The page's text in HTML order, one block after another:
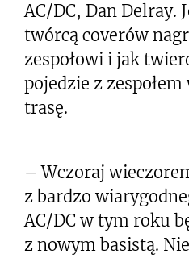
AC/DC, Dan Delray.
twórcą coverów
zespołowi i jak
pojedzie z
trasę.
– Wczoraj
z bardzo
AC/DC w tym roku
z nowym basistą.